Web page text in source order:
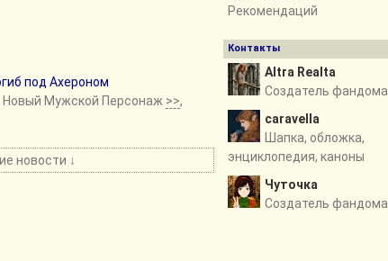
под Ахероном
Новый Мужской Персонаж >>,
новости ↓
Рекомендаций
Контакты
Altra Realta
Создатель фандома
cаravella
Шапка, обложка,
энциклопедия, каноны
Чуточка
Создатель фандома